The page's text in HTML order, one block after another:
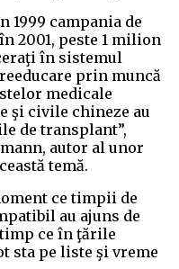
1999 campania de
2001, peste 1 milion
în sistemul
prin muncă
medicale
şi civile chineze au
de transplant”,
autor al unor
temă.
ce timpii de
au ajuns de
ce în ţările
sta pe liste şi vreme